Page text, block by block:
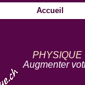
Accueil
PHYSIQUE
Augmenter